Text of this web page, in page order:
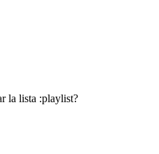
la lista :playlist?